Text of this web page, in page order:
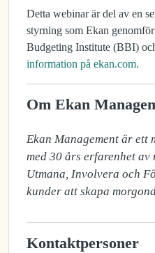
Detta webinar är del av en
styrning som Ekan
Budgeting Institute (BBI)
information på ekan.com.
Om Ekan
Ekan Management är ett
med 30 års erfarenhet av
Utmana, Involvera och
kunder att skapa
Kontaktpersoner